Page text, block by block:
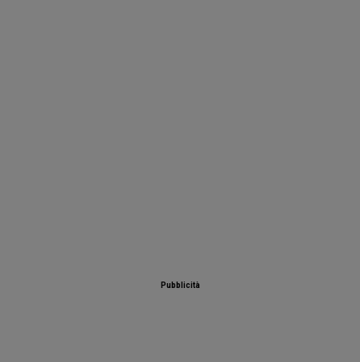
Pubblicità